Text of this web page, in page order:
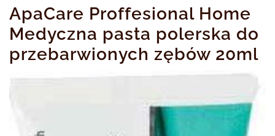
ApaCare Proffesional Home
Medyczna pasta polerska do
przebarwionych zębów 20ml